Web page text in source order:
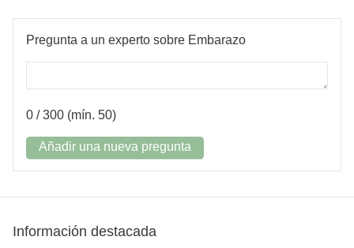
Pregunta a un experto sobre Embarazo
0 / 300 (mín. 50)
Añadir una nueva pregunta
Información destacada